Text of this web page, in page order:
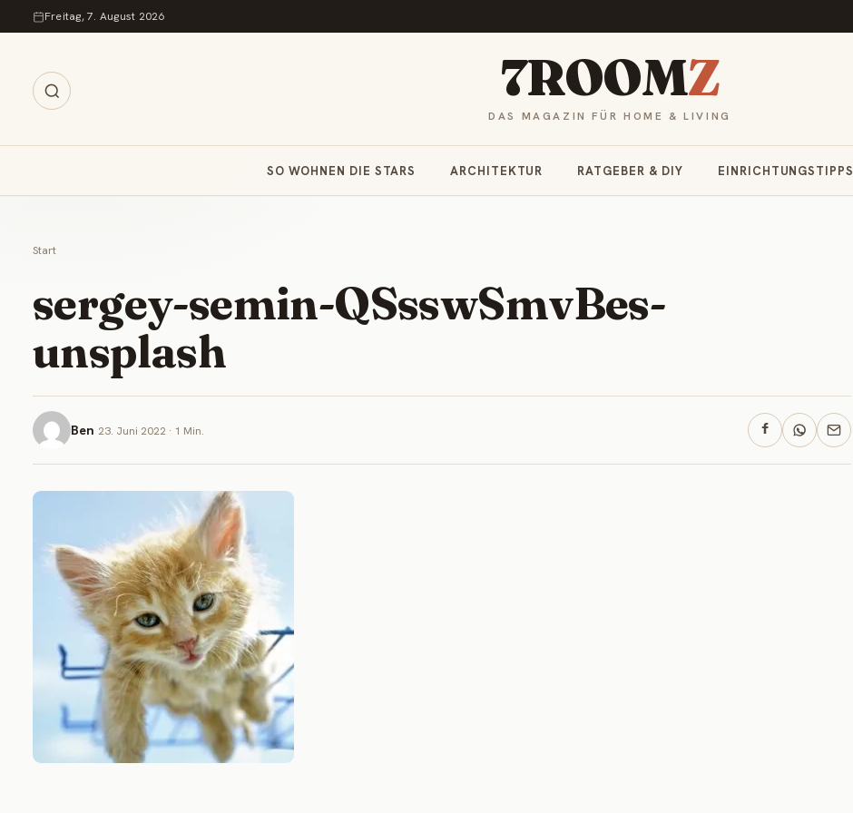
Zum Inhalt springen
Freitag, 7. August 2026
7ROOMZ
DAS MAGAZIN FÜR HOME & LIVING
SO WOHNEN DIE STARS ARCHITEKTUR RATGEBER & DIY EINRICHTUNGSTIPPS
Start
sergey-semin-QSsswSmvBes-
unsplash
Ben 23. Juni 2022 · 1 Min.